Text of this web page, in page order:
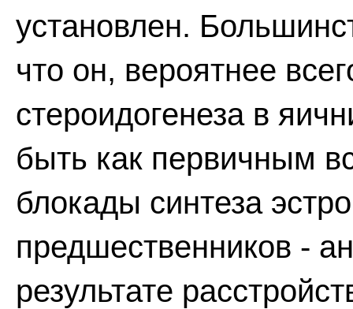
установлен.
что он, вероятнее
стероидогенеза в
быть как первичным
блокады синтеза
предшественников -
результате